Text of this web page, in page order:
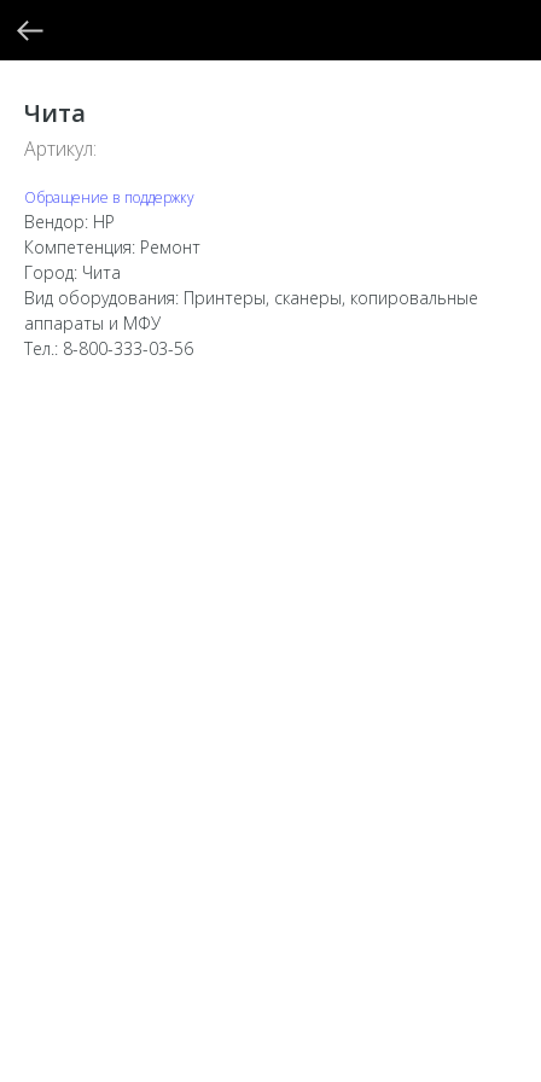
Чита
Артикул:
Обращение в поддержку
Вендор: HP
Компетенция: Ремонт
Город: Чита
Вид оборудования: Принтеры, сканеры, копировальные
аппараты и МФУ
Тел.: 8-800-333-03-56